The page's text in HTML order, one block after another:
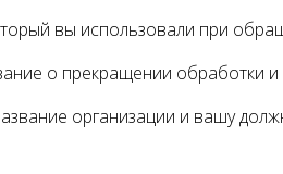
вы использовали при
о прекращении обработки
организации и вашу